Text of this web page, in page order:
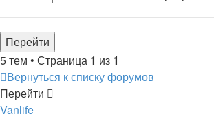
5 тем • Страница 1 из 1
Вернуться к списку форумов
Перейти
Vanlife